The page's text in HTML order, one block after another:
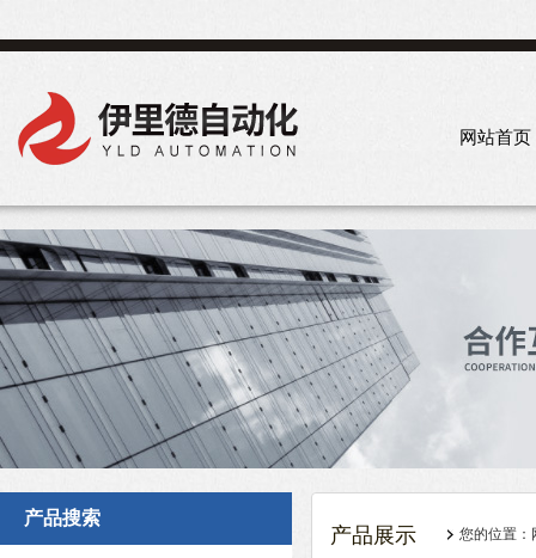
网站首页
产品搜索
产品展示 您的位置：